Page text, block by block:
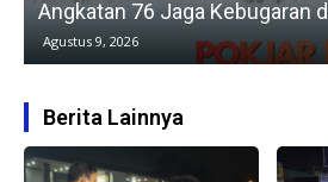
Angkatan 76 Jaga Kebugaran
Agustus 9, 2026
Berita Lainnya